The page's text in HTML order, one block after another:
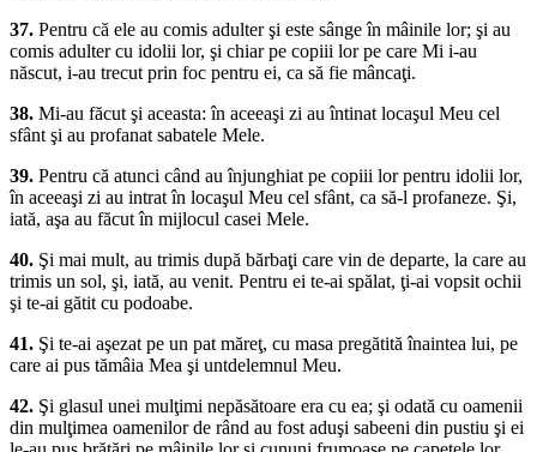
37. Pentru că ele au comis adulter şi este sânge în mâinile lor; şi au
comis adulter cu idolii lor, şi chiar pe copiii lor pe care Mi i-au
născut, i-au trecut prin foc pentru ei, ca să fie mâncaţi.
38. Mi-au făcut şi aceasta: în aceeaşi zi au întinat locaşul Meu cel
sfânt şi au profanat sabatele Mele.
39. Pentru că atunci când au înjunghiat pe copiii lor pentru idolii lor,
în aceeaşi zi au intrat în locaşul Meu cel sfânt, ca să-l profaneze. Şi,
iată, aşa au făcut în mijlocul casei Mele.
40. Şi mai mult, au trimis după bărbaţi care vin de departe, la care au
trimis un sol, şi, iată, au venit. Pentru ei te-ai spălat, ţi-ai vopsit ochii
şi te-ai gătit cu podoabe.
41. Şi te-ai aşezat pe un pat măreţ, cu masa pregătită înaintea lui, pe
care ai pus tămâia Mea şi untdelemnul Meu.
42. Şi glasul unei mulţimi nepăsătoare era cu ea; şi odată cu oamenii
din mulţimea oamenilor de rând au fost aduşi sabeeni din pustiu şi ei